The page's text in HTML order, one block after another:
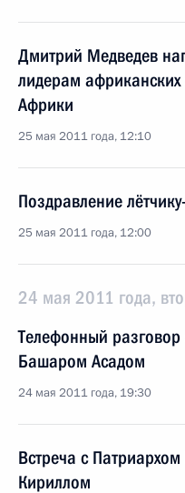
Дмитрий Медведев
лидерам
Африки
25 мая 2011 года, 12:10
Поздравление
25 мая 2011 года, 12:00
24 мая 2011 года,
Телефонный
Башаром Асадом
24 мая 2011 года, 19:30
Встреча с
Кириллом